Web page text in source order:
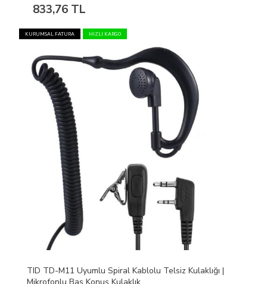
833,76 TL
KURUMSAL FATURA HIZLI KARGO
TID TD-M11 Uyumlu Spiral Kablolu Telsiz Kulaklığı |